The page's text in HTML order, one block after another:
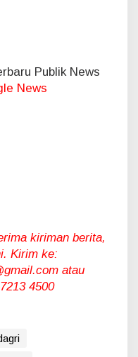
Publik News
News
kiriman berita,
Kirim ke:
atau
4500